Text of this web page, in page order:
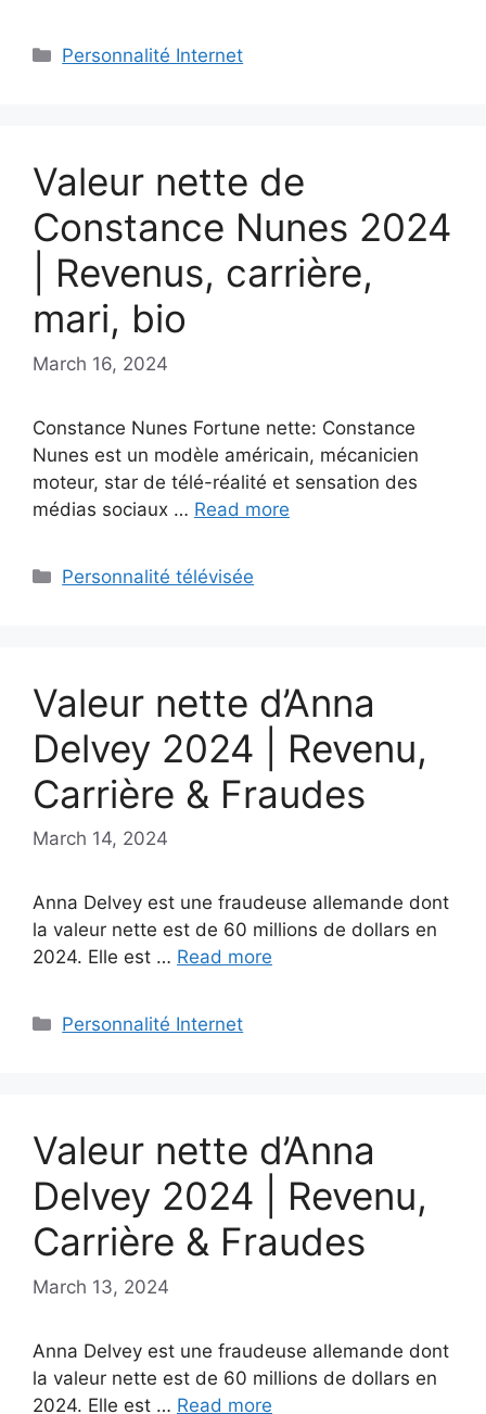
Categories
Personnalité Internet
Valeur nette de
Constance Nunes 2024
| Revenus, carrière,
mari, bio
March 16, 2024
Constance Nunes Fortune nette: Constance
Nunes est un modèle américain, mécanicien
moteur, star de télé-réalité et sensation des
médias sociaux … Read more
Categories
Personnalité télévisée
Valeur nette d’Anna
Delvey 2024 | Revenu,
Carrière & Fraudes
March 14, 2024
Anna Delvey est une fraudeuse allemande dont
la valeur nette est de 60 millions de dollars en
2024. Elle est … Read more
Categories
Personnalité Internet
Valeur nette d’Anna
Delvey 2024 | Revenu,
Carrière & Fraudes
March 13, 2024
Anna Delvey est une fraudeuse allemande dont
la valeur nette est de 60 millions de dollars en
2024. Elle est … Read more